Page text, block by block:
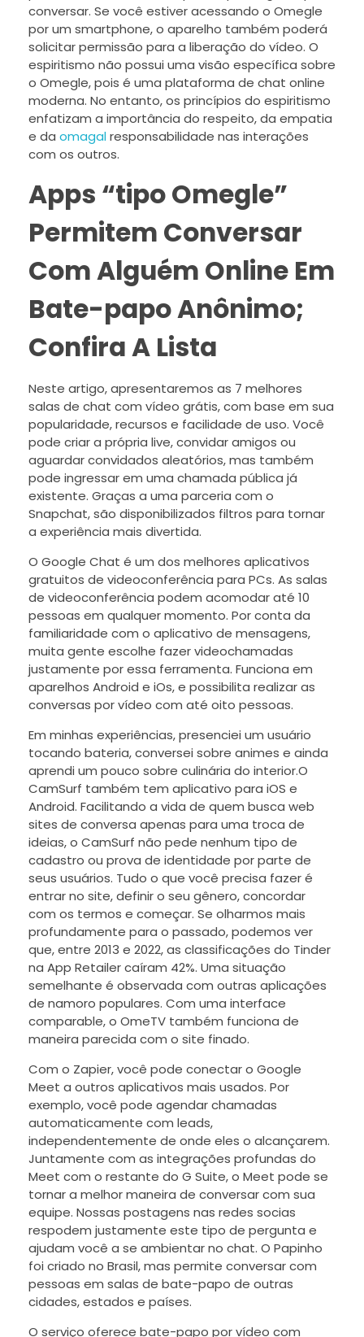
conversar. Se você estiver acessando o Omegle
por um smartphone, o aparelho também poderá
solicitar permissão para a liberação do vídeo. O
espiritismo não possui uma visão específica sobre
o Omegle, pois é uma plataforma de chat online
moderna. No entanto, os princípios do espiritismo
enfatizam a importância do respeito, da empatia
e da omagalresponsabilidade nas interações
com os outros.
Apps “tipo Omegle”
Permitem Conversar
Com Alguém Online Em
Bate-papo Anônimo;
Confira A Lista
Neste artigo, apresentaremos as 7 melhores
salas de chat com vídeo grátis, com base em sua
popularidade, recursos e facilidade de uso. Você
pode criar a própria live, convidar amigos ou
aguardar convidados aleatórios, mas também
pode ingressar em uma chamada pública já
existente. Graças a uma parceria com o
Snapchat, são disponibilizados filtros para tornar
a experiência mais divertida.
O Google Chat é um dos melhores aplicativos
gratuitos de videoconferência para PCs. As salas
de videoconferência podem acomodar até 10
pessoas em qualquer momento. Por conta da
familiaridade com o aplicativo de mensagens,
muita gente escolhe fazer videochamadas
justamente por essa ferramenta. Funciona em
aparelhos Android e iOs, e possibilita realizar as
conversas por vídeo com até oito pessoas.
Em minhas experiências, presenciei um usuário
tocando bateria, conversei sobre animes e ainda
aprendi um pouco sobre culinária do interior.O
CamSurf também tem aplicativo para iOS e
Android. Facilitando a vida de quem busca web
sites de conversa apenas para uma troca de
ideias, o CamSurf não pede nenhum tipo de
cadastro ou prova de identidade por parte de
seus usuários. Tudo o que você precisa fazer é
entrar no site, definir o seu gênero, concordar
com os termos e começar. Se olharmos mais
profundamente para o passado, podemos ver
que, entre 2013 e 2022, as classificações do Tinder
na App Retailer caíram 42%. Uma situação
semelhante é observada com outras aplicações
de namoro populares. Com uma interface
comparable, o OmeTV também funciona de
maneira parecida com o site finado.
Com o Zapier, você pode conectar o Google
Meet a outros aplicativos mais usados. Por
exemplo, você pode agendar chamadas
automaticamente com leads,
independentemente de onde eles o alcançarem.
Juntamente com as integrações profundas do
Meet com o restante do G Suite, o Meet pode se
tornar a melhor maneira de conversar com sua
equipe. Nossas postagens nas redes socias
respodem justamente este tipo de pergunta e
ajudam você a se ambientar no chat. O Papinho
foi criado no Brasil, mas permite conversar com
pessoas em salas de bate-papo de outras
cidades, estados e países.
O serviço oferece bate-papo por vídeo com